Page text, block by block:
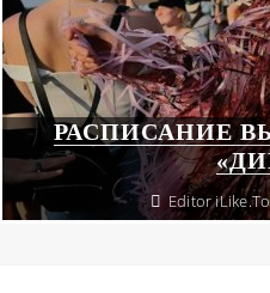
РАСПИСАНИЕ
Editor